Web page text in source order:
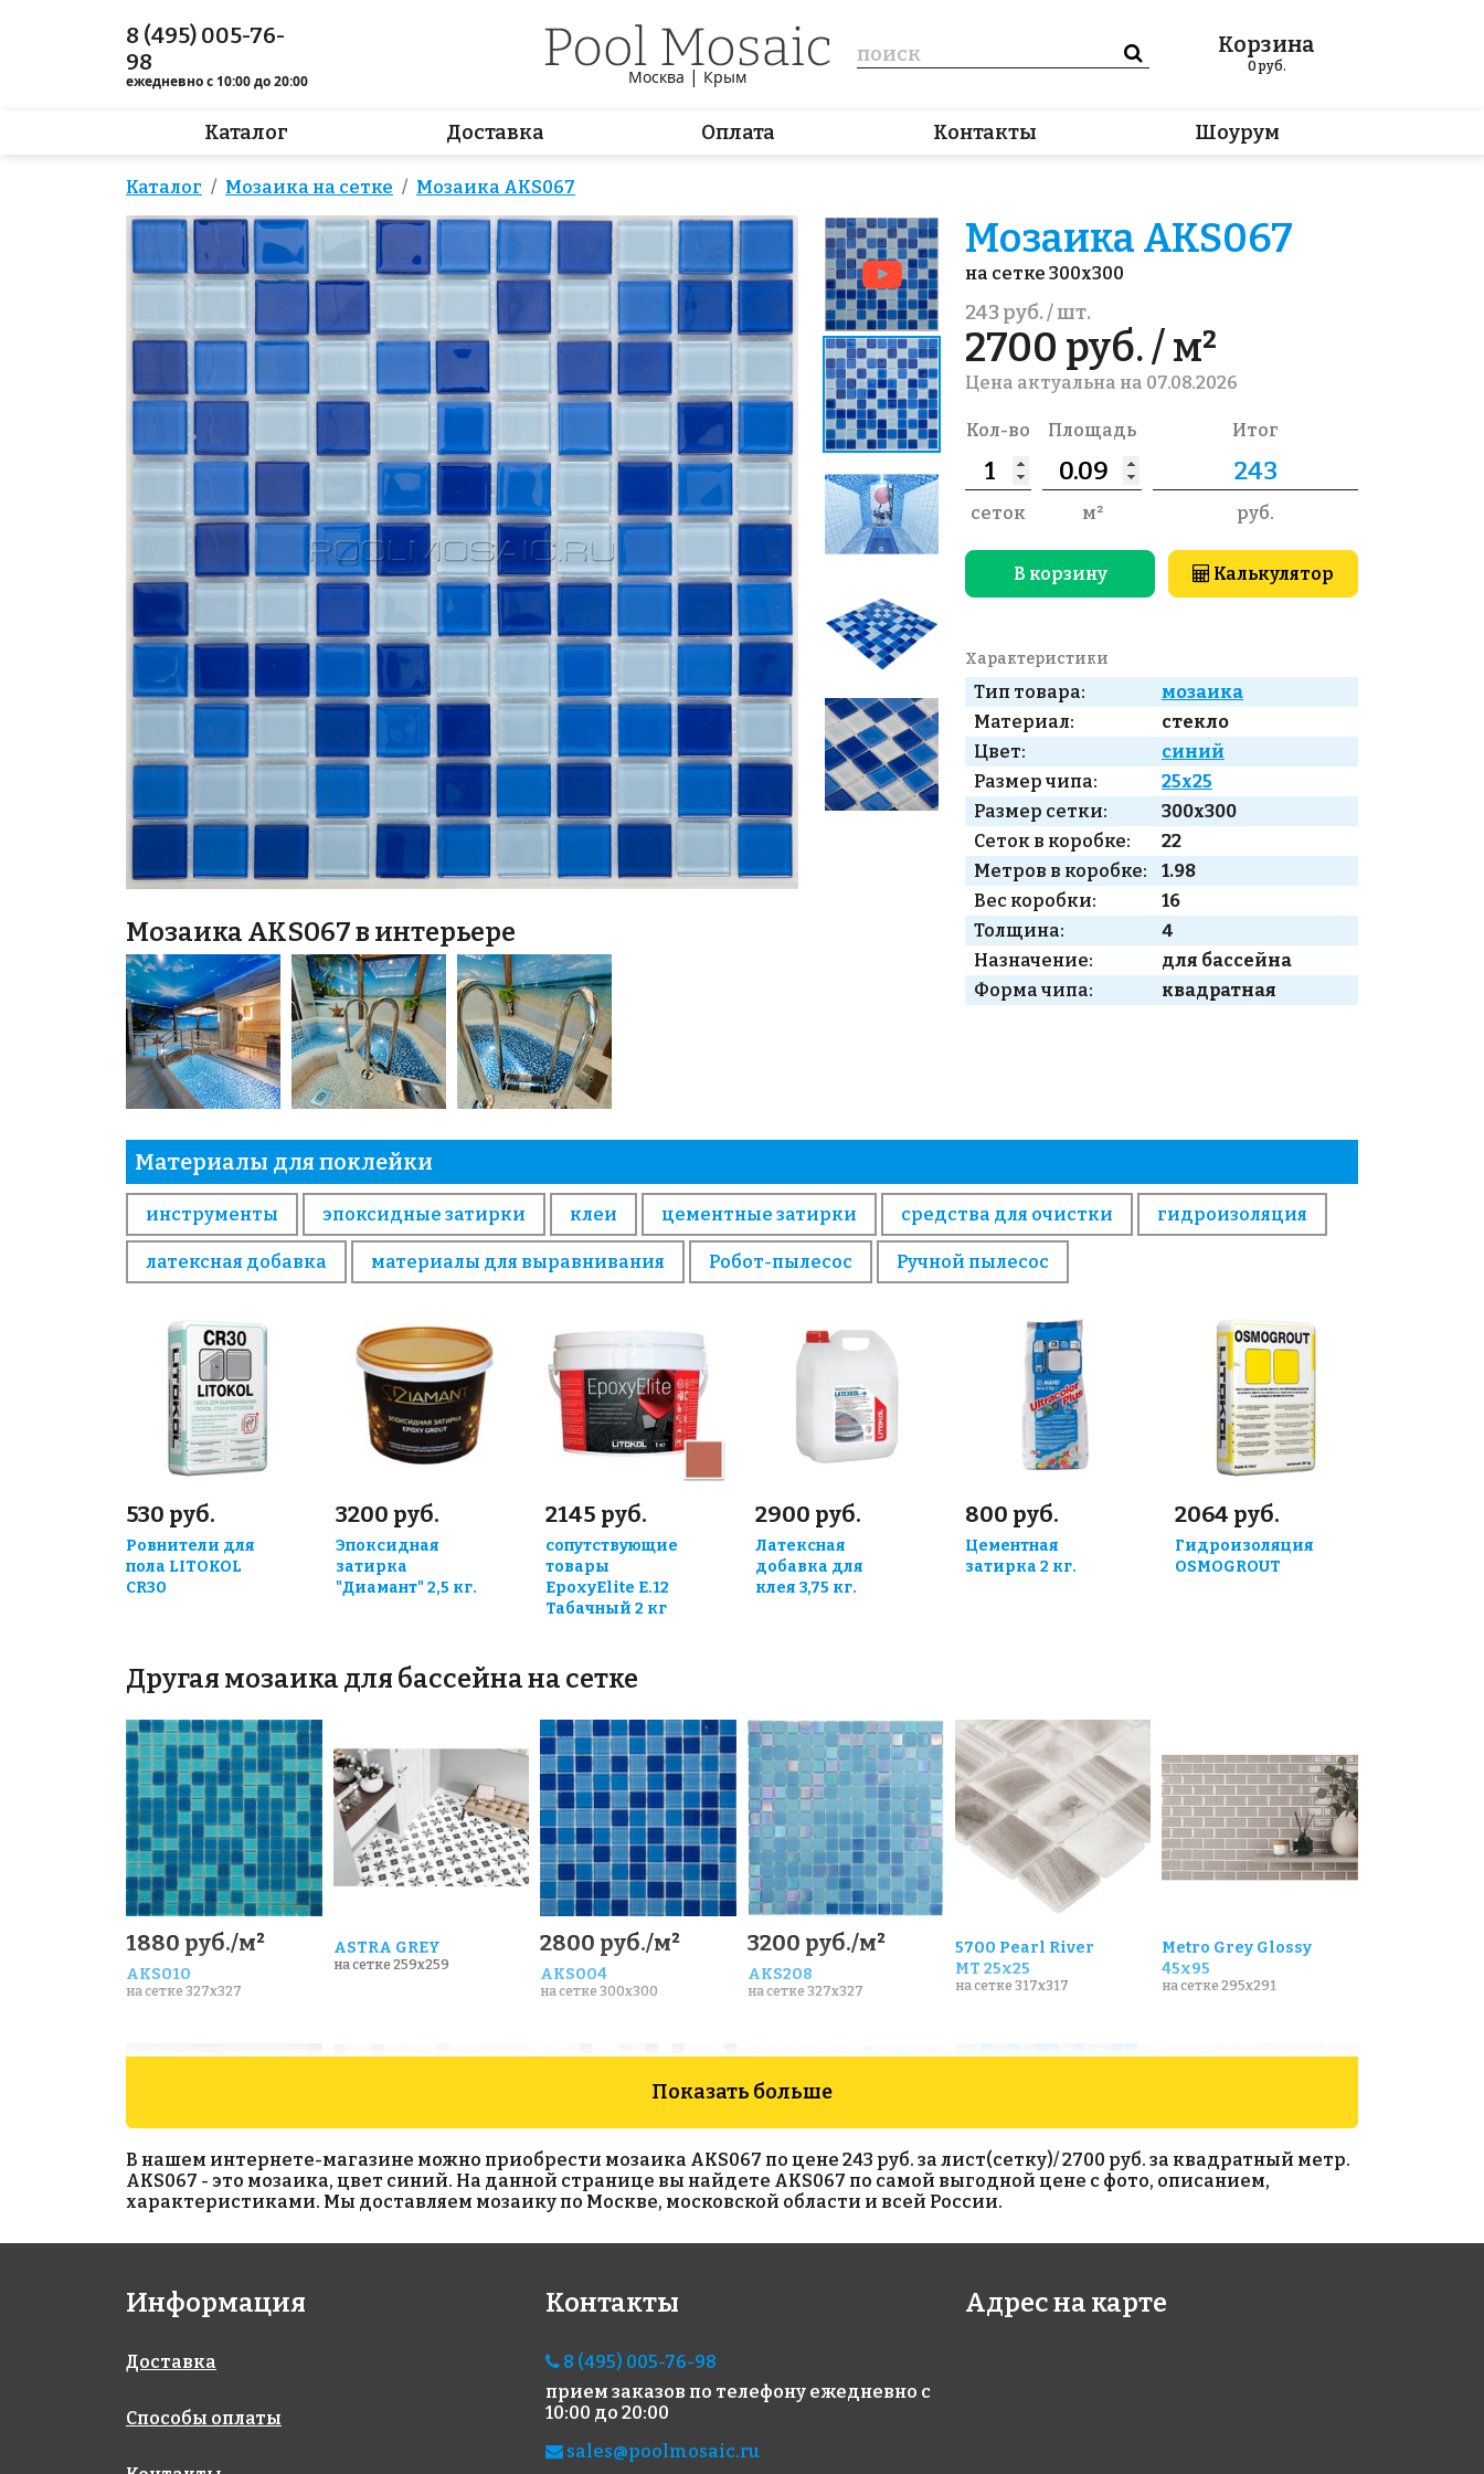
8 (495) 005-76-
98
ежедневно с 10:00 до 20:00 Москва | Крым
Корзина
0руб.
Каталог Доставка Оплата Контакты Шоурум
Каталог Мозаика на сетке Мозаика AKS067
Мозаика AKS067 в интерьере
Мозаика AKS067
на сетке 300x300
243 руб. / шт.
2700 руб. / м²
Цена актуальна на 07.08.2026
Кол-во
сеток
Площадь
м²
Итог
руб.
В корзину Калькулятор
Характеристики
Тип товара:
мозаика
Материал:
стекло
Цвет:
синий
Размер чипа:
25x25
Размер сетки:
300x300
Сеток в коробке:
22
Метров в коробке:
1.98
Вес коробки:
16
Толщина:
4
Назначение:
для бассейна
Форма чипа:
квадратная
Материалы для поклейки
инструменты эпоксидные затирки клеи цементные затирки средства для очистки гидроизоляция
латексная добавка материалы для выравнивания Робот-пылесос Ручной пылесос
530 руб.
Ровнители для
пола LITOKOL
CR30
3200 руб.
Эпоксидная
затирка
"Диамант" 2,5 кг.
2145 руб.
сопутствующие
товары
EpoxyElite E.12
Табачный 2 кг
2900 руб.
Латексная
добавка для
клея 3,75 кг.
800 руб.
Цементная
затирка 2 кг.
2064 руб.
Гидроизоляция
OSMOGROUT
Другая мозаика для бассейна на сетке
1880 руб./м²
AKS010
на сетке 327x327
ASTRA GREY
на сетке 259x259
2800 руб./м²
AKS004
на сетке 300x300
3200 руб./м²
AKS208
на сетке 327x327
5700 Pearl River
MT 25x25
на сетке 317x317
Metro Grey Glossy
45х95
на сетке 295x291
Glossy
на сетке 28x246
AKS094
на сетке 327x327
AKS013
на сетке 327x327
Показать больше
В нашем интернете-магазине можно приобрести мозаика AKS067 по цене 243 руб. за лист(сетку)/ 2700 руб. за квадратный метр.
AKS067 - это мозаика, цвет синий. На данной странице вы найдете AKS067 по самой выгодной цене с фото, описанием,
характеристиками. Мы доставляем мозаику по Москве, московской области и всей России.
Информация
Доставка
Способы оплаты
Контакты
8 (495) 005-76-98
прием заказов по телефону ежедневно с
10:00 до 20:00
sales@poolmosaic.ru
Адрес на карте